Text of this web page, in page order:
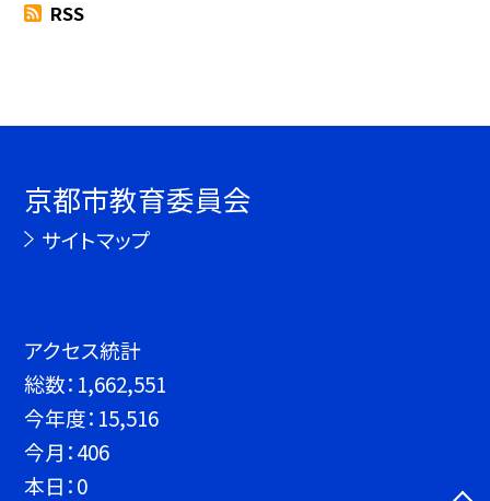
RSS
京都市教育委員会
サイトマップ
アクセス統計
総数： 1,662,551
今年度： 15,516
今月：406
本日：0